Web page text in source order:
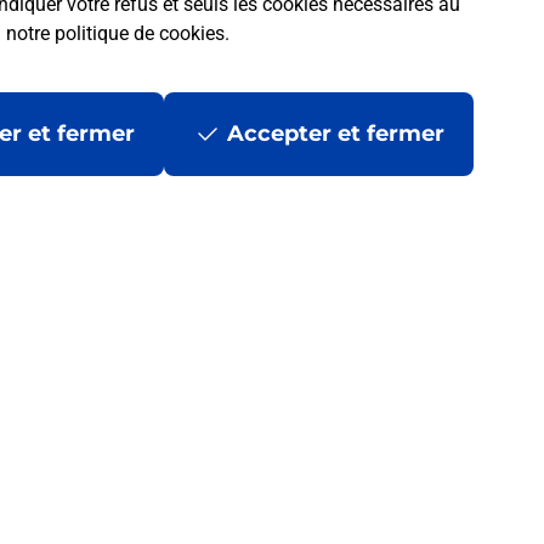
notre politique de cookies.
et fermer Accepter et fermer